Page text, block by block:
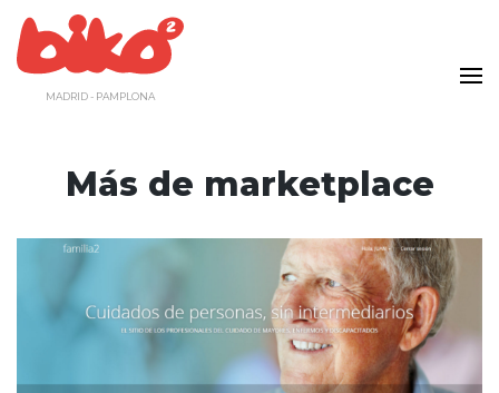
contenido
MADRID - PAMPLONA
Más de marketplace